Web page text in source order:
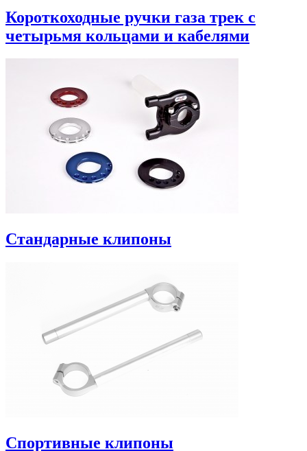
Короткоходные ручки газа трек с
четырьмя кольцами и кабелями
Стандарные клипоны
Спортивные клипоны